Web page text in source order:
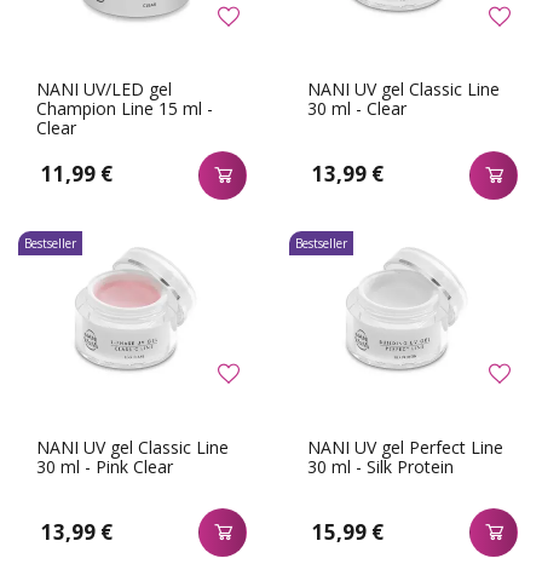
NANI UV/LED gel
Champion Line 15 ml -
Clear
11,99 €
NANI UV gel Classic Line
30 ml - Clear
13,99 €
NANI UV gel Classic Line
30 ml - Pink Clear
13,99 €
Bestseller
NANI UV gel Perfect Line
30 ml - Silk Protein
15,99 €
Bestseller